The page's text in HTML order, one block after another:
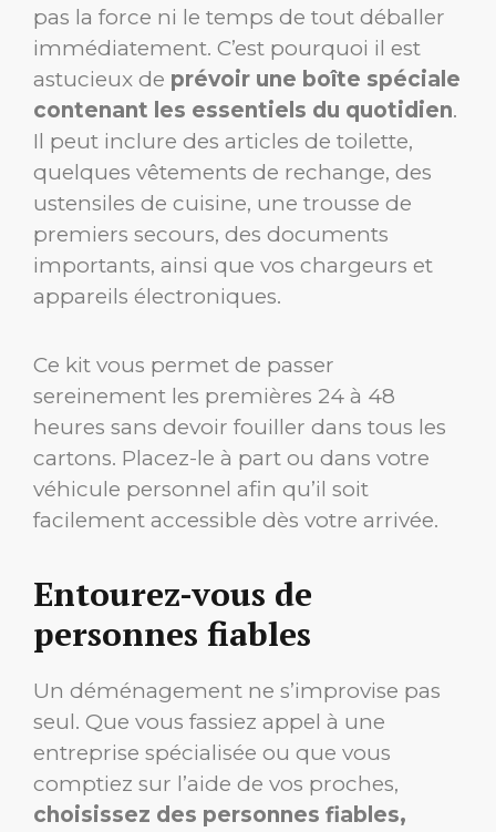
pas la force ni le temps de tout déballer
immédiatement. C’est pourquoi il est
astucieux de prévoir une boîte spéciale
contenant les essentiels du quotidien.
Il peut inclure des articles de toilette,
quelques vêtements de rechange, des
ustensiles de cuisine, une trousse de
premiers secours, des documents
importants, ainsi que vos chargeurs et
appareils électroniques.
Ce kit vous permet de passer
sereinement les premières 24 à 48
heures sans devoir fouiller dans tous les
cartons. Placez-le à part ou dans votre
véhicule personnel afin qu’il soit
facilement accessible dès votre arrivée.
Entourez-vous de
personnes fiables
Un déménagement ne s’improvise pas
seul. Que vous fassiez appel à une
entreprise spécialisée ou que vous
comptiez sur l’aide de vos proches,
choisissez des personnes fiables,